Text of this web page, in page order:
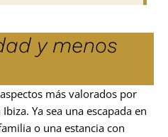
y menos
más valorados por
Ya sea una escapada en
o una estancia con